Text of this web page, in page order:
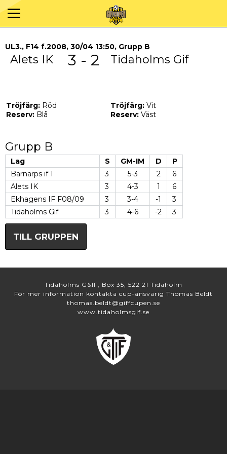
UL3., F14 f.2008, 30/04 13:50, Grupp B
Alets IK 3 - 2 Tidaholms Gif
Tröjfärg: Röd
Reserv: Blå
Tröjfärg: Vit
Reserv: Väst
Grupp B
Lag S GM-IM D
P
Barnarps if 1
3 5-3 2
6
Alets IK
3 4-3 1
6
Ekhagens IF F08/09
3 3-4 -1
3
Tidaholms Gif
3 4-6 -2 3
TILL GRUPPEN
Tidaholms G&IF, Box 35, 522 21 Tidaholm
För mer information kontakta cup-ansvarig Thomas Beldt
thomas.beldt@giffcupen.se
www.tidaholmsgif.se